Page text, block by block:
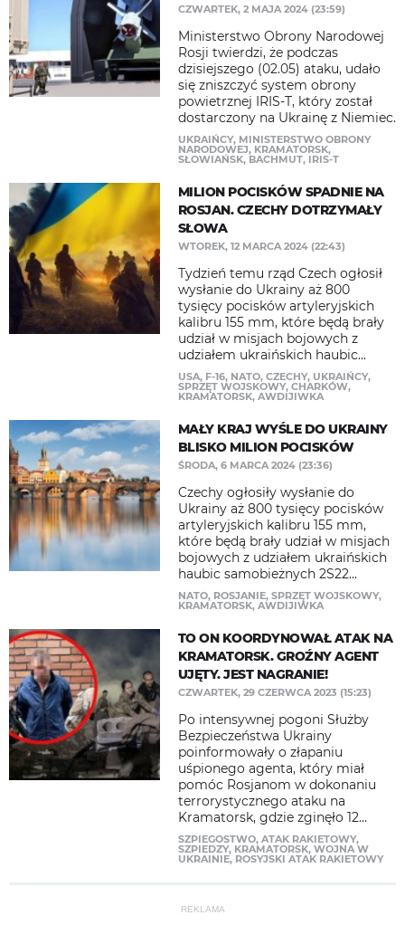
CZWARTEK, 2 MAJA 2024 (23:59)
Ministerstwo Obrony Narodowej
Rosji twierdzi, że podczas
dzisiejszego (02.05) ataku, udało
się zniszczyć system obrony
powietrznej IRIS-T, który został
dostarczony na Ukrainę z Niemiec.
UKRAIŃCY, MINISTERSTWO OBRONY
NARODOWEJ, KRAMATORSK,
SŁOWIAŃSK, BACHMUT, IRIS-T
MILION POCISKÓW SPADNIE NA
ROSJAN. CZECHY DOTRZYMAŁY
SŁOWA
WTOREK, 12 MARCA 2024 (22:43)
Tydzień temu rząd Czech ogłosił
wysłanie do Ukrainy aż 800
tysięcy pocisków artyleryjskich
kalibru 155 mm, które będą brały
udział w misjach bojowych z
udziałem ukraińskich haubic...
USA, F-16, NATO, CZECHY, UKRAIŃCY,
SPRZĘT WOJSKOWY, CHARKÓW,
KRAMATORSK, AWDIJIWKA
MAŁY KRAJ WYŚLE DO UKRAINY
BLISKO MILION POCISKÓW
ŚRODA, 6 MARCA 2024 (23:36)
Czechy ogłosiły wysłanie do
Ukrainy aż 800 tysięcy pocisków
artyleryjskich kalibru 155 mm,
które będą brały udział w misjach
bojowych z udziałem ukraińskich
haubic samobieżnych 2S22...
NATO, ROSJANIE, SPRZĘT WOJSKOWY,
KRAMATORSK, AWDIJIWKA
TO ON KOORDYNOWAŁ ATAK NA
KRAMATORSK. GROŹNY AGENT
UJĘTY. JEST NAGRANIE!
CZWARTEK, 29 CZERWCA 2023 (15:23)
Po intensywnej pogoni Służby
Bezpieczeństwa Ukrainy
poinformowały o złapaniu
uśpionego agenta, który miał
pomóc Rosjanom w dokonaniu
terrorystycznego ataku na
Kramatorsk, gdzie zginęło 12...
SZPIEGOSTWO, ATAK RAKIETOWY,
SZPIEDZY, KRAMATORSK, WOJNA W
UKRAINIE, ROSYJSKI ATAK RAKIETOWY
REKLAMA